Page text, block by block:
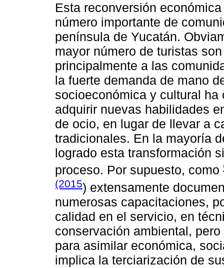
Esta reconversión
número importante de
península de Yucatán.
mayor número de turistas
principalmente a las
la fuerte demanda de mano
socioeconómica y cultural
adquirir nuevas habilidades
de ocio, en lugar de llevar a
tradicionales. En la mayoría
logrado esta transformación
proceso. Por supuesto, como
(2015) extensamente
numerosas capacitaciones,
calidad en el servicio, en
conservación ambiental,
para asimilar económica,
implica la terciarización de